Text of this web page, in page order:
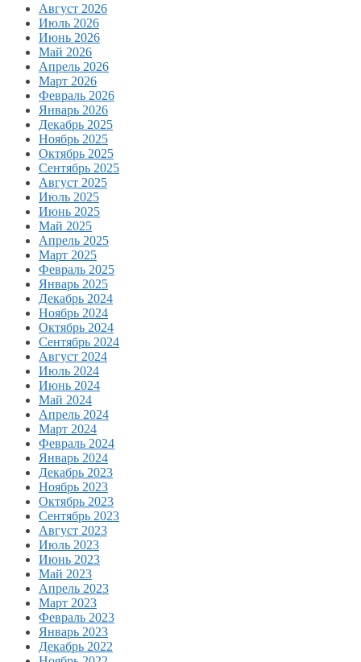
Август 2026
Июль 2026
Июнь 2026
Май 2026
Апрель 2026
Март 2026
Февраль 2026
Январь 2026
Декабрь 2025
Ноябрь 2025
Октябрь 2025
Сентябрь 2025
Август 2025
Июль 2025
Июнь 2025
Май 2025
Апрель 2025
Март 2025
Февраль 2025
Январь 2025
Декабрь 2024
Ноябрь 2024
Октябрь 2024
Сентябрь 2024
Август 2024
Июль 2024
Июнь 2024
Май 2024
Апрель 2024
Март 2024
Февраль 2024
Январь 2024
Декабрь 2023
Ноябрь 2023
Октябрь 2023
Сентябрь 2023
Август 2023
Июль 2023
Июнь 2023
Май 2023
Апрель 2023
Март 2023
Февраль 2023
Январь 2023
Декабрь 2022